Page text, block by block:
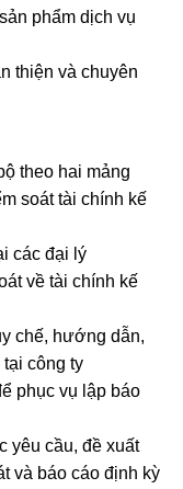
phẩm dịch vụ
thiện và chuyên
theo hai mảng
soát tài chính kế
các đại lý
về tài chính kế
chế, hướng dẫn,
công ty
phục vụ lập báo
yêu cầu, đề xuất
và báo cáo định kỳ